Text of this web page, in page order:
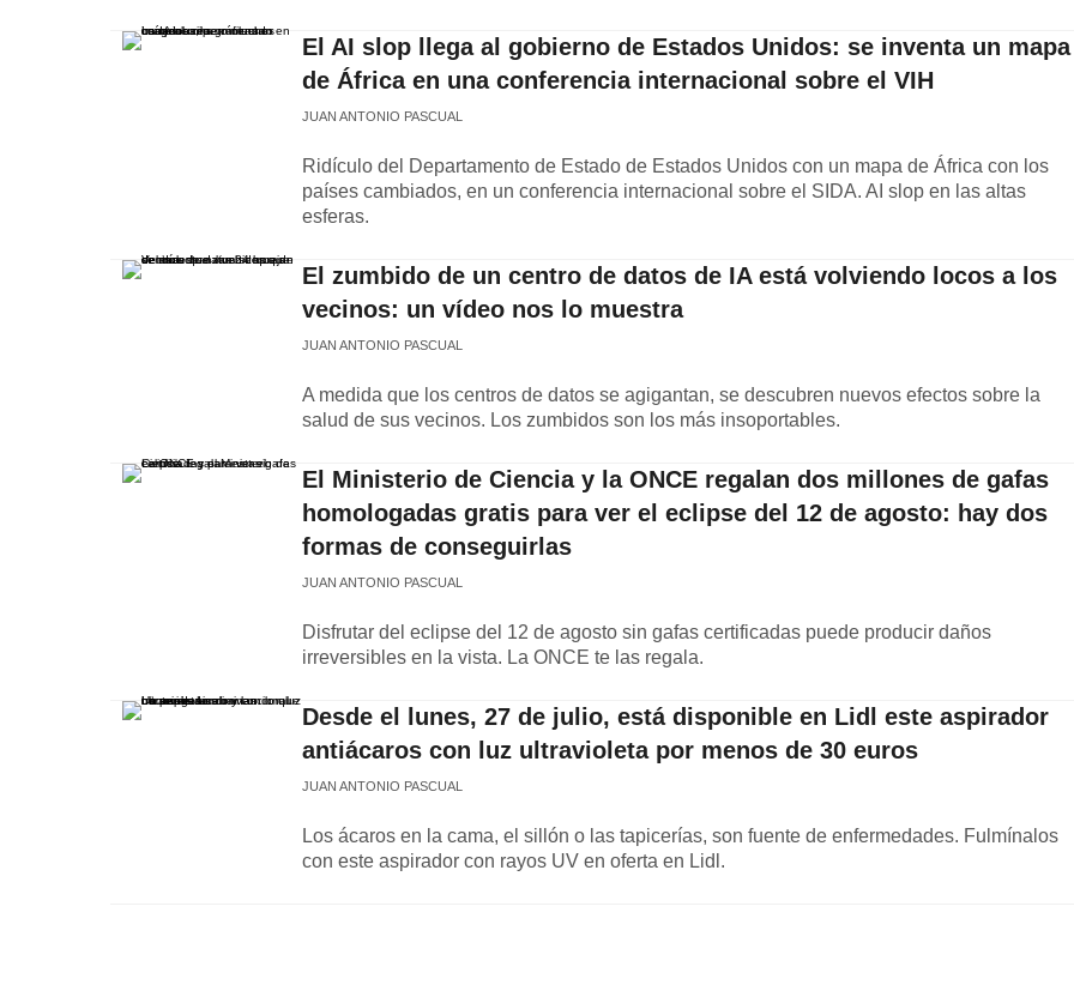
El AI slop llega al gobierno de Estados Unidos: se inventa un mapa
de África en una conferencia internacional sobre el VIH
JUAN ANTONIO PASCUAL
Ridículo del Departamento de Estado de Estados Unidos con un mapa de África con los
países cambiados, en un conferencia internacional sobre el SIDA. AI slop en las altas
esferas.
El zumbido de un centro de datos de IA está volviendo locos a los
vecinos: un vídeo nos lo muestra
JUAN ANTONIO PASCUAL
A medida que los centros de datos se agigantan, se descubren nuevos efectos sobre la
salud de sus vecinos. Los zumbidos son los más insoportables.
El Ministerio de Ciencia y la ONCE regalan dos millones de gafas
homologadas gratis para ver el eclipse del 12 de agosto: hay dos
formas de conseguirlas
JUAN ANTONIO PASCUAL
Disfrutar del eclipse del 12 de agosto sin gafas certificadas puede producir daños
irreversibles en la vista. La ONCE te las regala.
Desde el lunes, 27 de julio, está disponible en Lidl este aspirador
antiácaros con luz ultravioleta por menos de 30 euros
JUAN ANTONIO PASCUAL
Los ácaros en la cama, el sillón o las tapicerías, son fuente de enfermedades. Fulmínalos
con este aspirador con rayos UV en oferta en Lidl.